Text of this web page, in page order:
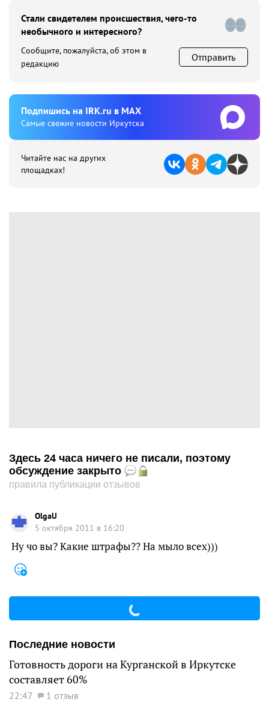
Стали свидетелем происшествия, чего-то
необычного и интересного?
Сообщите, пожалуйста, об этом в
редакцию
Отправить
Подпишиcь на IRK.ru в MAX
Cамые свежие новости Иркутска
Читайте нас на других
площадках!
Здесь 24 часа ничего не писали, поэтому
обсуждение закрыто
правила публикации отзывов
OlgaU
5 октября 2011 в 16:20
Ну чо вы? Какие штрафы?? На мыло всех)))
Последние новости
Готовность дороги на Курганской в Иркутске
составляет 60%
22:47 1 отзыв